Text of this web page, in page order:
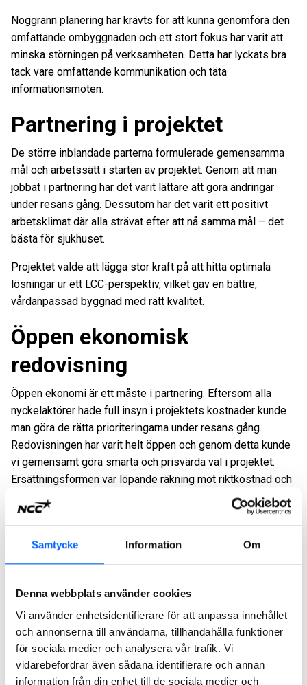
Samtycke Information Om
Denna webbplats använder cookies
Vi använder enhetsidentifierare för att anpassa innehållet
och annonserna till användarna, tillhandahålla funktioner
för sociala medier och analysera vår trafik. Vi
vidarebefordrar även sådana identifierare och annan
information från din enhet till de sociala medier och
Noggrann planering har krävts för att kunna genomföra den
omfattande ombyggnaden och ett stort fokus har varit att
minska störningen på verksamheten. Detta har lyckats bra
tack vare omfattande kommunikation och täta
informationsmöten.
Partnering i projektet
De större inblandade parterna formulerade gemensamma
mål och arbetssätt i starten av projektet. Genom att man
jobbat i partnering har det varit lättare att göra ändringar
under resans gång. Dessutom har det varit ett positivt
arbetsklimat där alla strävat efter att nå samma mål – det
bästa för sjukhuset.
Projektet valde att lägga stor kraft på att hitta optimala
lösningar ur ett LCC-perspektiv, vilket gav en bättre,
vårdanpassad byggnad med rätt kvalitet.
Öppen ekonomisk
redovisning
Öppen ekonomi är ett måste i partnering. Eftersom alla
nyckelaktörer hade full insyn i projektets kostnader kunde
man göra de rätta prioriteringarna under resans gång.
Redovisningen har varit helt öppen och genom detta kunde
vi gemensamt göra smarta och prisvärda val i projektet.
Ersättningsformen var löpande räkning mot riktkostnad och
incitament.
Framgångsrik
kommunikation
I ett stort byggprojekt som Vårdutveckling 2010 + är risken
inte heller i rätt tid - vilket lätt leder till feltolkningar och
missförstånd. För att motverka detta hölls många möten
och därefter var det mötesdeltagarnas ansvar att föra
informationen vidare. Något som fungerade tack vare rätt